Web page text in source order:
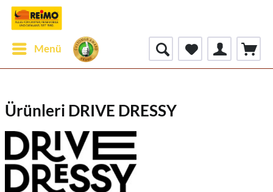
Menü
Ürünleri DRIVE DRESSY